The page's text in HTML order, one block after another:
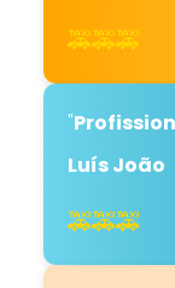
🚕🚕🚕
"
Luís João
🚕🚕🚕